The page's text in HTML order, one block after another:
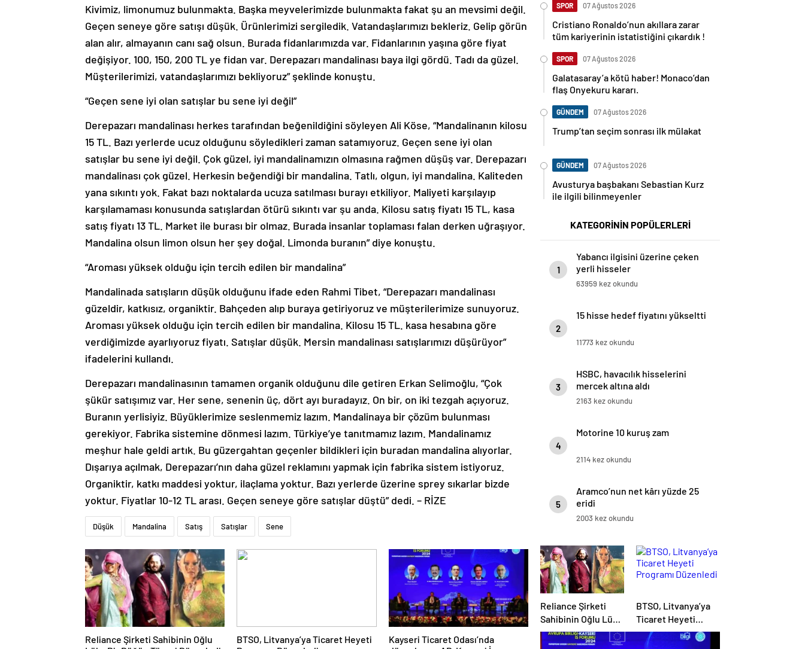
Kivimiz, limonumuz bulunmakta. Başka meyvelerimizde bulunmakta fakat şu an mevsimi değil.
Geçen seneye göre satışı düşük. Ürünlerimizi sergiledik. Vatandaşlarımızı bekleriz. Gelip görün
alan alır, almayanın canı sağ olsun. Burada fidanlarımızda var. Fidanlarının yaşına göre fiyat
değişiyor. 100, 150, 200 TL ye fidan var. Derepazarı mandalinası baya ilgi gördü. Tadı da güzel.
Müşterilerimizi, vatandaşlarımızı bekliyoruz” şeklinde konuştu.
“Geçen sene iyi olan satışlar bu sene iyi değil”
Derepazarı mandalinası herkes tarafından beğenildiğini söyleyen Ali Köse, “Mandalinanın kilosu
15 TL. Bazı yerlerde ucuz olduğunu söyledikleri zaman satamıyoruz. Geçen sene iyi olan
satışlar bu sene iyi değil. Çok güzel, iyi mandalinamızın olmasına rağmen düşüş var. Derepazarı
mandalinası çok güzel. Herkesin beğendiği bir mandalina. Tatlı, olgun, iyi mandalina. Kaliteden
yana sıkıntı yok. Fakat bazı noktalarda ucuza satılması burayı etkiliyor. Maliyeti karşılayıp
karşılamaması konusunda satışlardan ötürü sıkıntı var şu anda. Kilosu satış fiyatı 15 TL, kasa
satış fiyatı 13 TL. Market ile burası bir olmaz. Burada insanlar toplaması falan derken uğraşıyor.
Mandalina olsun limon olsun her şey doğal. Limonda buranın” diye konuştu.
“Aroması yüksek olduğu için tercih edilen bir mandalina”
Mandalinada satışların düşük olduğunu ifade eden Rahmi Tibet, “Derepazarı mandalinası
güzeldir, katkısız, organiktir. Bahçeden alıp buraya getiriyoruz ve müşterilerimize sunuyoruz.
Aroması yüksek olduğu için tercih edilen bir mandalina. Kilosu 15 TL. kasa hesabına göre
verdiğimizde ayarlıyoruz fiyatı. Satışlar düşük. Mersin mandalinası satışlarımızı düşürüyor”
ifadelerini kullandı.
Derepazarı mandalinasının tamamen organik olduğunu dile getiren Erkan Selimoğlu, “Çok
şükür satışımız var. Her sene, senenin üç, dört ayı buradayız. On bir, on iki tezgah açıyoruz.
Buranın yerlisiyiz. Büyüklerimize seslenmemiz lazım. Mandalinaya bir çözüm bulunması
gerekiyor. Fabrika sistemine dönmesi lazım. Türkiye’ye tanıtmamız lazım. Mandalinamız
meşhur hale geldi artık. Bu güzergahtan geçenler bildikleri için buradan mandalina alıyorlar.
Dışarıya açılmak, Derepazarı’nın daha güzel reklamını yapmak için fabrika sistem istiyoruz.
Organiktir, katkı maddesi yoktur, ilaçlama yoktur. Bazı yerlerde üzerine sprey sıkarlar bizde
yoktur. Fiyatlar 10-12 TL arası. Geçen seneye göre satışlar düştü” dedi. – RİZE
Düşük Mandalina Satış Satışlar Sene
Reliance Şirketi Sahibinin Oğlu
BTSO, Litvanya’ya Ticaret Heyeti
Kayseri Ticaret Odası’nda
SPOR 07 Ağustos 2026
Cristiano Ronaldo’nun akıllara zarar
tüm kariyerinin istatistiğini çıkardık !
SPOR 07 Ağustos 2026
Galatasaray’a kötü haber! Monaco’dan
flaş Onyekuru kararı.
GÜNDEM 07 Ağustos 2026
Trump’tan seçim sonrası ilk mülakat
GÜNDEM 07 Ağustos 2026
Avusturya başbakanı Sebastian Kurz
ile ilgili bilinmeyenler
KATEGORİNİN POPÜLERLERİ
1
Yabancı ilgisini üzerine çeken
yerli hisseler
63959 kez okundu
2
15 hisse hedef fiyatını yükseltti
11773 kez okundu
3
HSBC, havacılık hisselerini
mercek altına aldı
2163 kez okundu
4
Motorine 10 kuruş zam
2114 kez okundu
5
Aramco’nun net kârı yüzde 25
eridi
2003 kez okundu
Reliance Şirketi
Sahibinin Oğlu Lüks
Bir Düğün Töreni
Düzenledi
BTSO, Litvanya’ya
Ticaret Heyeti
Programı Düzenledi